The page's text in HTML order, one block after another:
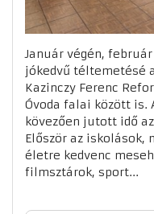
Január végén,
jókedvű téltemetésé
Kazinczy Ferenc
Óvoda falai között is.
kövezően jutott idő
Először az iskolások,
életre kedvenc
filmsztárok, sport...